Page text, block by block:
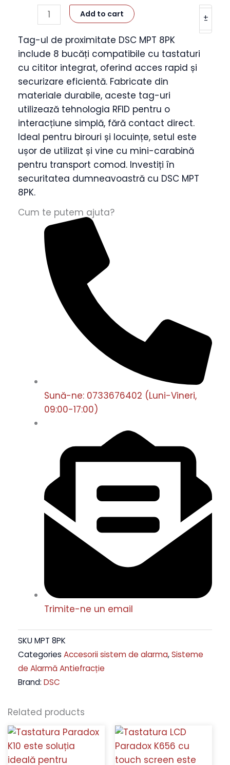
-
Proximitate
MPT
8PK
-
8
BUCATI
Compatibile
Cu
Tastaturi
Cu
Cititor
Incorporat
quantity
+
Add to cart
Tag-ul de proximitate DSC MPT 8PK
include 8 bucăți compatibile cu tastaturi
cu cititor integrat, oferind acces rapid și
securizare eficientă. Fabricate din
materiale durabile, aceste tag-uri
utilizează tehnologia RFID pentru o
interacțiune simplă, fără contact direct.
Ideal pentru birouri și locuințe, setul este
ușor de utilizat și vine cu mini-carabină
pentru transport comod. Investiți în
securitatea dumneavoastră cu DSC MPT
8PK.
Cum te putem ajuta?
Sună-ne: 0733676402 (Luni-Vineri,
09:00-17:00)
Trimite-ne un email
SKUMPT 8PK
Categories Accesorii sistem de alarma,Sisteme
de Alarmă Antiefracție
Brand: DSC
Related products